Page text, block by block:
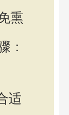
熏
：
适